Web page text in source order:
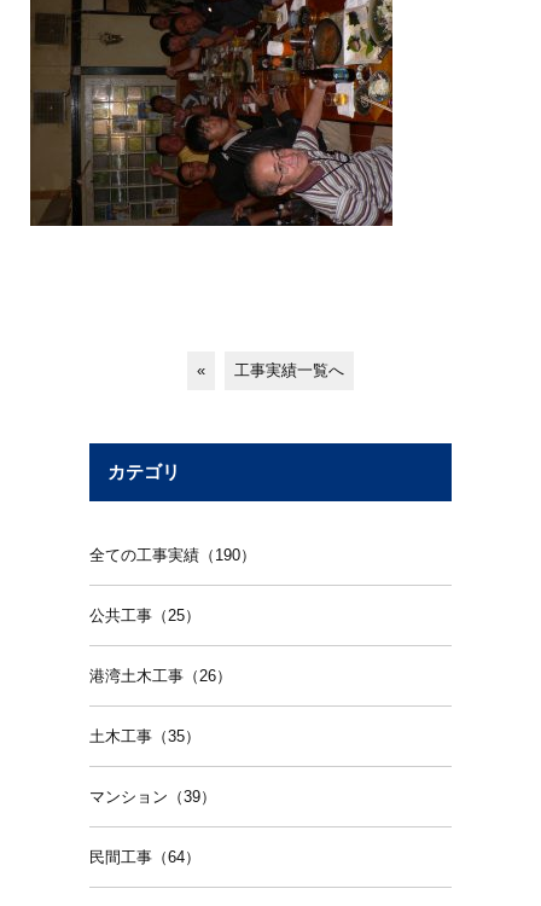
« 工事実績一覧へ
カテゴリ
全ての工事実績（190）
公共工事（25）
港湾土木工事（26）
土木工事（35）
マンション（39）
民間工事（64）